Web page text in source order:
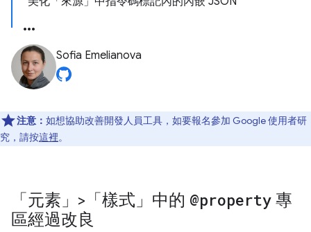
Sofia Emelianova
注意： 如想協助改善開發人員工具，如要報名參加 Google 使用者研
究，請按這裡。
「元素」>「樣式」中的 @property 專
區經過改良